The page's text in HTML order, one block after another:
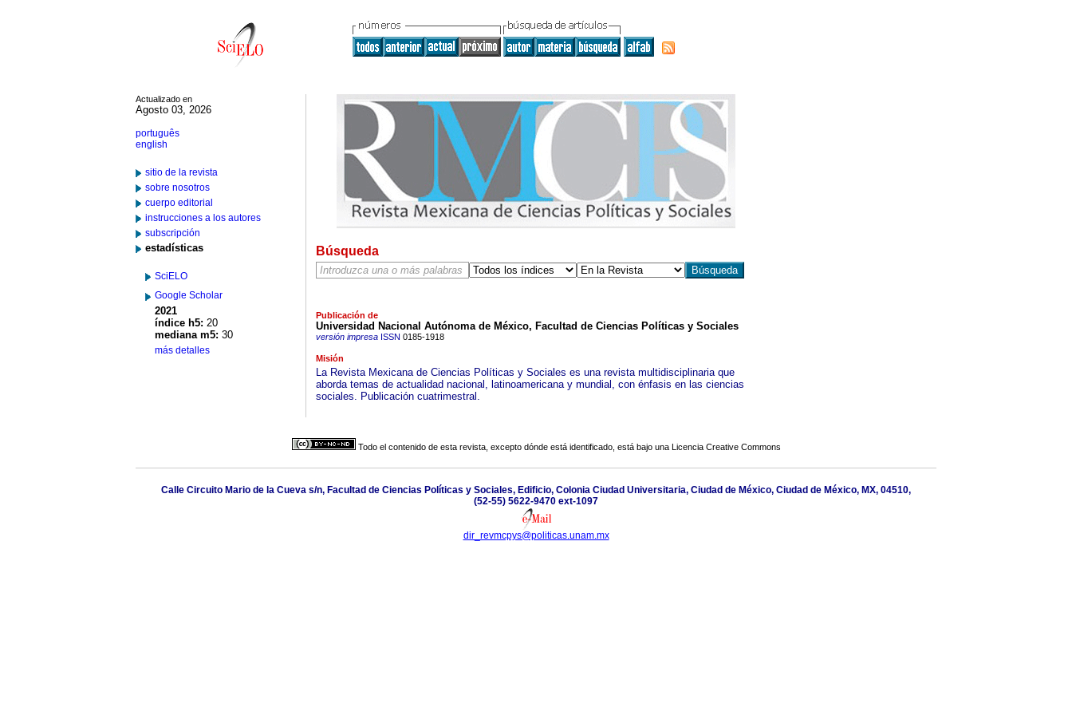
Actualizado en
Agosto 03, 2026
português
english
sitio de la revista
sobre nosotros
cuerpo editorial
instrucciones a los autores
subscripción
estadísticas
SciELO
Google Scholar
2021
índice h5: 20
mediana m5: 30
más detalles
Búsqueda
Publicación de
Universidad Nacional Autónoma de México, Facultad de Ciencias Políticas y Sociales
versión impresaISSN 0185-1918
Misión
La Revista Mexicana de Ciencias Políticas y Sociales es una revista multidisciplinaria que
aborda temas de actualidad nacional, latinoamericana y mundial, con énfasis en las ciencias
sociales. Publicación cuatrimestral.
Todo el contenido de esta revista, excepto dónde está identificado, está bajo una Licencia Creative Commons
Calle Circuito Mario de la Cueva s/n, Facultad de Ciencias Políticas y Sociales, Edificio, Colonia Ciudad Universitaria, Ciudad de México, Ciudad de México, MX, 04510,
(52-55) 5622-9470 ext-1097
dir_revmcpys@politicas.unam.mx